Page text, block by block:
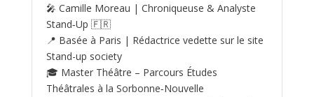
🎤 Camille Moreau | Chroniqueuse & Analyste
Stand‑Up 🇫🇷
📍 Basée à Paris | Rédactrice vedette sur le site
Stand-up society
🎓 Master Théâtre – Parcours Études
Théâtrales à la Sorbonne‑Nouvelle